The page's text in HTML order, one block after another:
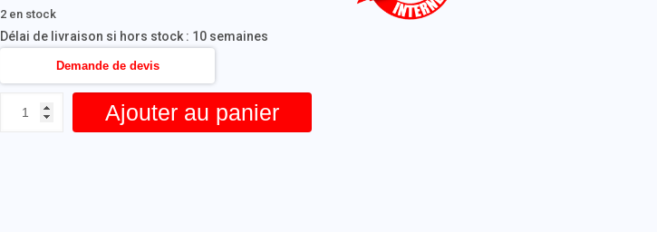
Délai de livraison si hors stock : 10 semaines
2 en stock
Ajouter au panier
Demande de devis